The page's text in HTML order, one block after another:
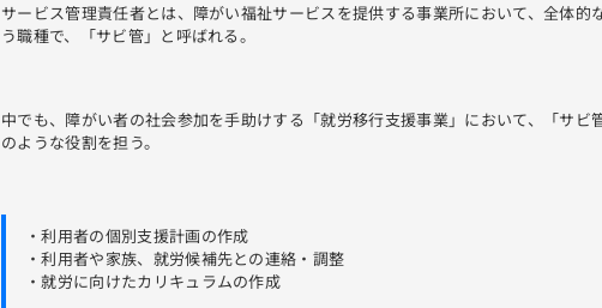
サービス管理責任者とは、障がい福祉サービスを提供する事業所において、全体的
う職種で、「サビ管」と呼ばれる。
中でも、障がい者の社会参加を手助けする「就労移行支援事業」において、「サビ
のような役割を担う。
・利用者の個別支援計画の作成
・利用者や家族、就労候補先との連絡・調整
・就労に向けたカリキュラムの作成